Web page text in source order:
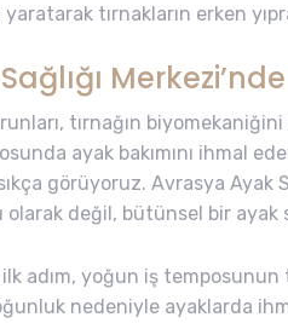
tırnakların erken
tırnağın
ayak bakımını ihmal
görüyoruz. Avrasya Ayak
değil, bütünsel bir ayak
adım, yoğun iş
nedeniyle ayaklarda